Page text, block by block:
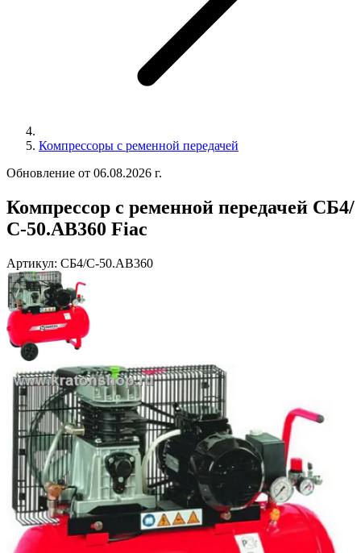
Компрессоры с ременной передачей
Обновление от 06.08.2026 г.
Компрессор с ременной передачей СБ4/
С-50.АВ360 Fiac
Артикул: СБ4/С-50.АВ360